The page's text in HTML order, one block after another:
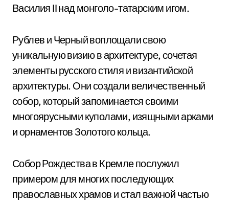
Василия II над монголо-татарским игом.
Рублев и Черный воплощали свою
уникальную визию в архитектуре, сочетая
элементы русского стиля и византийской
архитектуры. Они создали величественный
собор, который запоминается своими
многоярусными куполами, изящными арками
и орнаментов Золотого кольца.
Собор Рождества в Кремле послужил
примером для многих последующих
православных храмов и стал важной частью